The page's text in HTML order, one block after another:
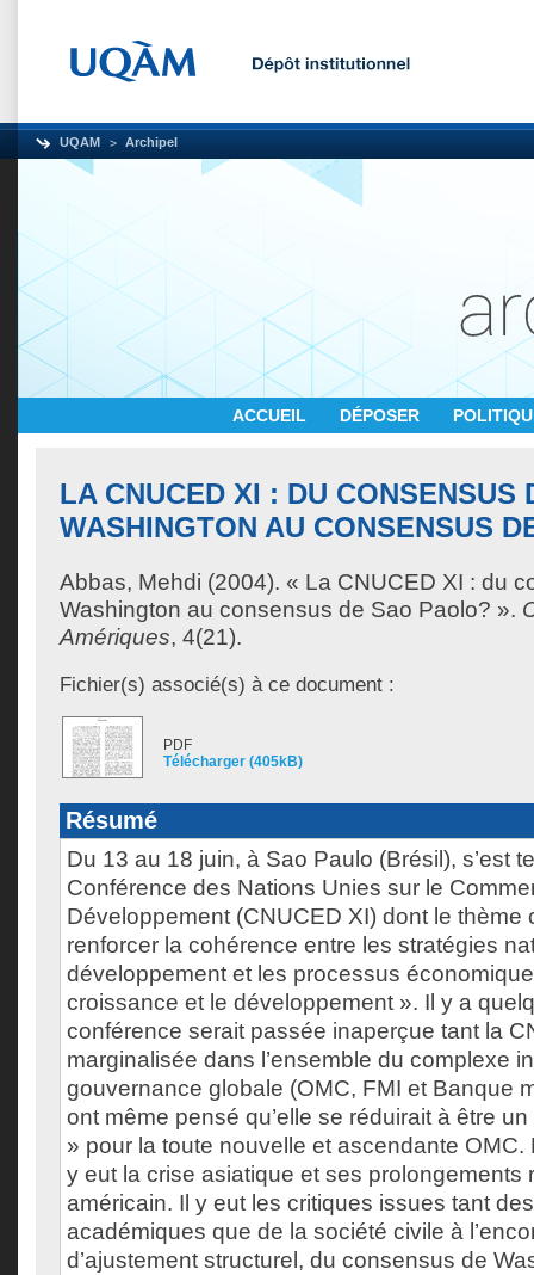
UQAM Archipel
ACCUEIL DÉPOSER
LA CNUCED XI : DU CONSENSUS
WASHINGTON AU CONSENSUS
Abbas, Mehdi (2004). « La CNUCED XI : du
Washington au consensus de Sao Paolo? ».
Amériques, 4(21).
Fichier(s) associé(s) à ce document :
PDF
Télécharger (405kB)
Résumé
Du 13 au 18 juin, à Sao Paulo (Brésil), s’est
Conférence des Nations Unies sur le
Développement (CNUCED XI) dont le thème
renforcer la cohérence entre les stratégies
développement et les processus
croissance et le développement ». Il y a
conférence serait passée inaperçue tant la
marginalisée dans l’ensemble du complexe
gouvernance globale (OMC, FMI et Banque
ont même pensé qu’elle se réduirait à être
» pour la toute nouvelle et ascendante OMC.
y eut la crise asiatique et ses prolongements
américain. Il y eut les critiques issues tant
académiques que de la société civile à
d’ajustement structurel, du consensus de